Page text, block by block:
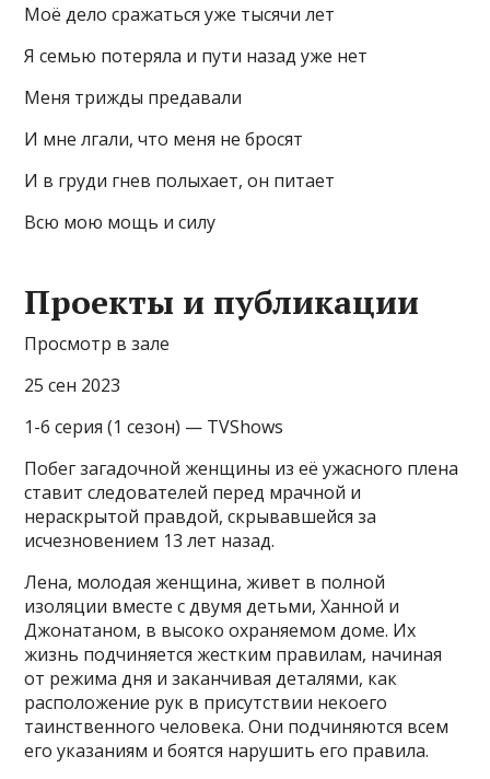
Моё дело сражаться уже тысячи лет
Я семью потеряла и пути назад уже нет
Меня трижды предавали
И мне лгали, что меня не бросят
И в груди гнев полыхает, он питает
Всю мою мощь и силу
Проекты и публикации
Просмотр в зале
25 сен 2023
1-6 серия (1 сезон) — TVShows
Побег загадочной женщины из её ужасного плена
ставит следователей перед мрачной и
нераскрытой правдой, скрывавшейся за
исчезновением 13 лет назад.
Лена, молодая женщина, живет в полной
изоляции вместе с двумя детьми, Ханной и
Джонатаном, в высоко охраняемом доме. Их
жизнь подчиняется жестким правилам, начиная
от режима дня и заканчивая деталями, как
расположение рук в присутствии некоего
таинственного человека. Они подчиняются всем
его указаниям и боятся нарушить его правила.